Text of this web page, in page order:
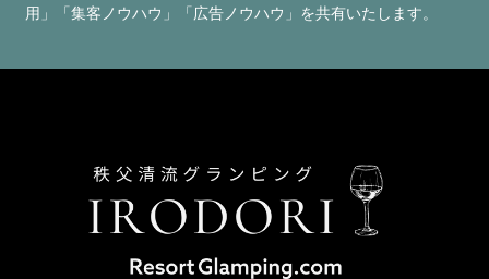
用」「集客ノウハウ」「広告ノウハウ」を共有いたします。